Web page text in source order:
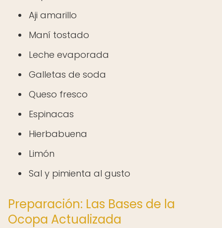
Aji amarillo
Maní tostado
Leche evaporada
Galletas de soda
Queso fresco
Espinacas
Hierbabuena
Limón
Sal y pimienta al gusto
Preparación: Las Bases de la
Ocopa Actualizada